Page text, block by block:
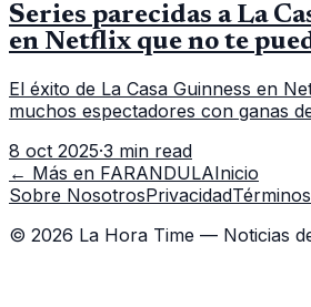
Series parecidas a La
en Netflix que no te
El éxito de La Casa Guinness en
muchos espectadores con ganas
político, económic
8 oct 2025·3 min read
← Más en FARANDULAInicio
Sobre NosotrosPrivacidadTérminos
© 2026 La Hora Time — Noticias